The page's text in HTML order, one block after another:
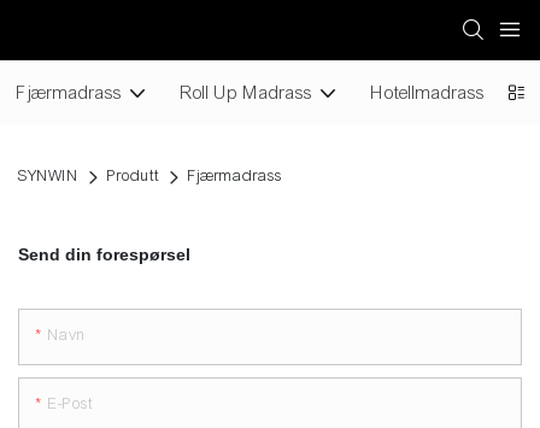
Fjærmadrass Roll Up Madrass Hotellmadrass
SYNWIN Produtt Fjærmadrass
Send din forespørsel
Navn
E-Post